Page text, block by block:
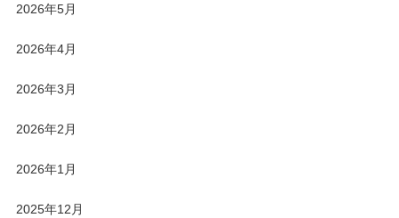
2026年5月
2026年4月
2026年3月
2026年2月
2026年1月
2025年12月